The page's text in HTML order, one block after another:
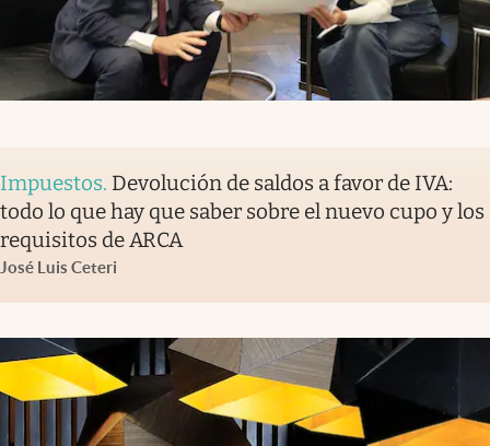
Impuestos. Devolución de saldos a favor de IVA:
todo lo que hay que saber sobre el nuevo cupo y los
requisitos de ARCA
José Luis Ceteri